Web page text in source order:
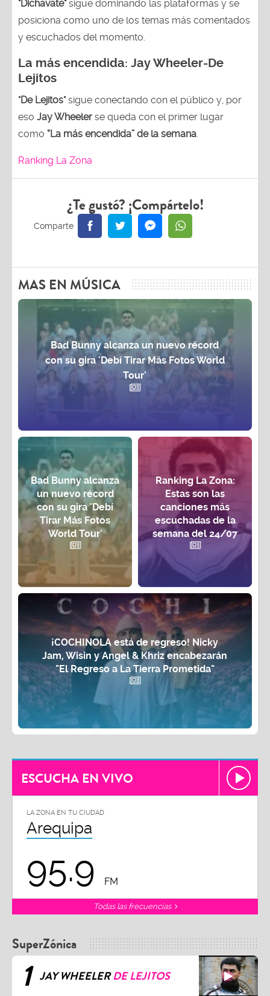
"Dichavate"sigue dominando las plataformas y se
posiciona como uno de los temas más comentados
y escuchados del momento.
La más encendida: Jay Wheeler-De
Lejitos
"De Lejitos"sigue conectando con el público y, por
eso Jay Wheeler se queda con el primer lugar
como “La más encendida” de la semana.
Ranking La Zona
¿Te gustó? ¡Compártelo!
MAS EN MÚSICA
Bad Bunny alcanza un nuevo récord
con su gira 'Debí Tirar Más Fotos World
Tour'
Bad Bunny alcanza
un nuevo récord
con su gira 'Debí
Tirar Más Fotos
World Tour'
Ranking La Zona:
Estas son las
canciones más
escuchadas de la
semana del 24/07
¡COCHINOLA está de regreso! Nicky
Jam, Wisin y Angel & Khriz encabezarán
"El Regreso a La Tierra Prometida"
ESCUCHA EN VIVO
LA ZONA EN TU CIUDAD
Arequipa
95.9 FM
Todas las frecuencias
SuperZónica
1 JAY WHEELERDE LEJITOS